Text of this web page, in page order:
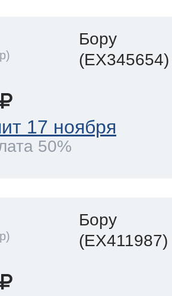
Бору
(EX345654)
17 ноября
50%
Бору
(EX411987)